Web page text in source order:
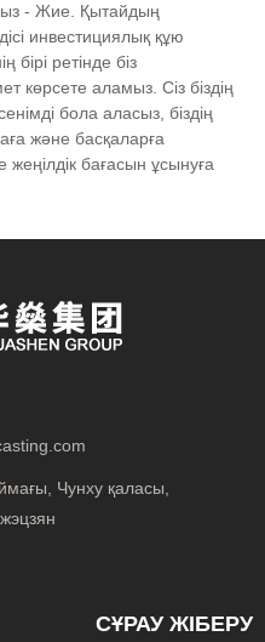
- Жие. Қытайдың
инвестициялық құю
бірі ретінде біз
көрсете аламыз. Сіз біздің
бола аласыз, біздің
және басқаларға
жеңілдік бағасын ұсынуға
Чунху қаласы,
СҰРАУ ЖІБЕРУ